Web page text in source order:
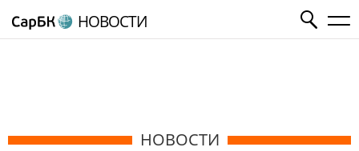
НОВОСТИ
НОВОСТИ